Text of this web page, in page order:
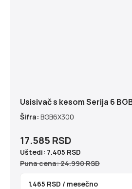
Usisivač s kesom Serija 6
Šifra: BGB6X300
17.585 RSD
Uštedi: 7.405 RSD
Puna cena: 24.990 RSD
1.465 RSD / mesečno